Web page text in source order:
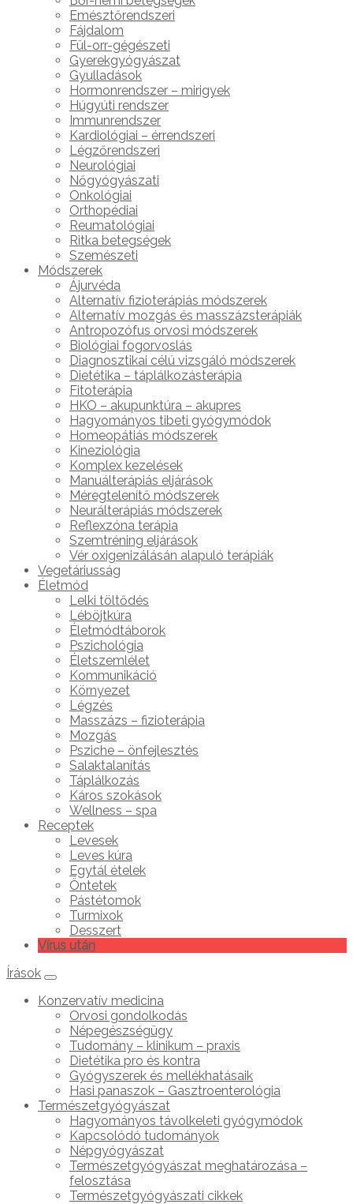
Emésztőrendszeri
Fájdalom
Fül-orr-gégészeti
Gyerekgyógyászat
Gyulladások
Hormonrendszer – mirigyek
Húgyúti rendszer
Immunrendszer
Kardiológiai – érrendszeri
Légzőrendszeri
Neurológiai
Nőgyógyászati
Onkológiai
Orthopédiai
Reumatológiai
Ritka betegségek
Szemészeti
Módszerek
Ájurvéda
Alternatív fizioterápiás módszerek
Alternatív mozgás és masszázsterápiák
Antropozófus orvosi módszerek
Biológiai fogorvoslás
Diagnosztikai célú vizsgáló módszerek
Dietétika – táplálkozásterápia
Fitoterápia
HKO – akupunktúra – akupres
Hagyományos tibeti gyógymódok
Homeopátiás módszerek
Kineziológia
Komplex kezelések
Manuálterápiás eljárások
Méregtelenítő módszerek
Neurálterápiás módszerek
Reflexzóna terápia
Szemtréning eljárások
Vér oxigenizálásán alapuló terápiák
Vegetáriusság
Életmód
Lelki töltődés
Léböjtkúra
Életmódtáborok
Pszichológia
Életszemlélet
Kommunikáció
Környezet
Légzés
Masszázs – fizioterápia
Mozgás
Psziche – önfejlesztés
Salaktalanítás
Táplálkozás
Káros szokások
Wellness – spa
Receptek
Levesek
Leves kúra
Egytál ételek
Öntetek
Pástétomok
Turmixok
Desszert
Vírus után
Írások
Konzervatív medicina
Orvosi gondolkodás
Népegészségügy
Tudomány – klinikum – praxis
Dietétika pro és kontra
Gyógyszerek és mellékhatásaik
Hasi panaszok – Gasztroenterológia
Természetgyógyászat
Hagyományos távolkeleti gyógymódok
Kapcsolódó tudományok
Népgyógyászat
Természetgyógyászat meghatározása –
felosztása
Természetgyógyászati cikkek